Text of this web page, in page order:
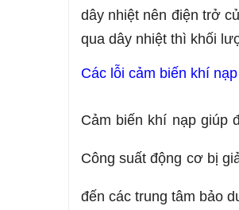
dây nhiệt nên điện trở
qua dây nhiệt thì khối
Các lỗi cảm biến khí
Cảm biến khí nạp giúp
Công suất động cơ bị
đến các trung tâm bảo